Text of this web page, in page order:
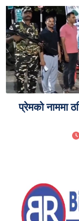
प्रेमको नाममा